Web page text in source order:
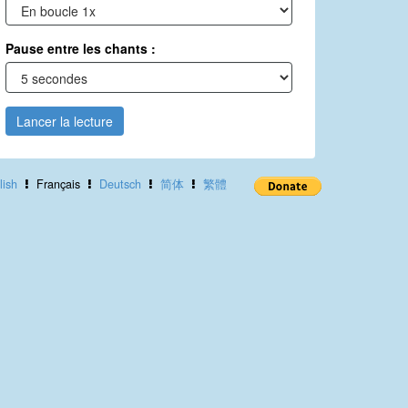
Pause entre les chants :
Lancer la lecture
Français Deutsch 简体 繁體